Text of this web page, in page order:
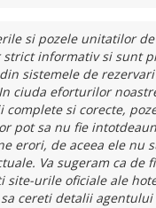
si pozele unitatilor
strict informativ si sunt
sistemele de
ciuda eforturilor
complete si corecte,
pot sa nu fie
erori, de aceea ele nu
Va sugeram ca de
site-urile oficiale ale
cereti detalii